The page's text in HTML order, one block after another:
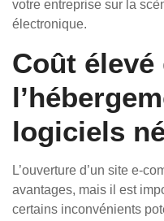
votre entreprise sur la
électronique.
Coût élevé
logiciels
L’ouverture d’un site e-
avantages, mais il est
certains inconvénients